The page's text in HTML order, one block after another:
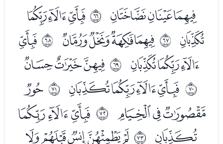
ﯳﯴﯵ ﱁﯷﯸﯹ
ﯺ ﱂﯼﯽﯾﯿ ﱃﰁ
ﰂﰃﰄ ﱄﭑﭒﭓ
ﱅ ﭕﭖﭗﭘ ﱆ ﭚ
ﭛﭜﭝ ﱇ ﭟﭠﭡ
ﭢ ﱈ ﭤﭥﭦﭧﭨ